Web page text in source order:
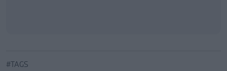
#TAGS